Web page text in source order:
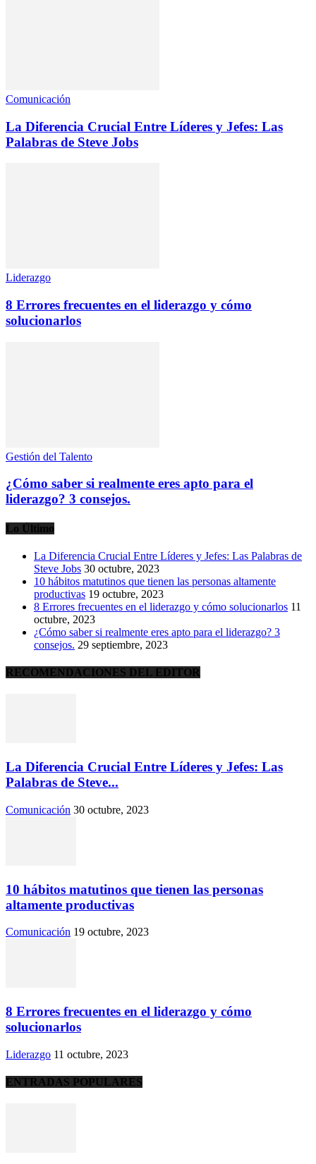
Comunicación
La Diferencia Crucial Entre Líderes y Jefes: Las
Palabras de Steve Jobs
Liderazgo
8 Errores frecuentes en el liderazgo y cómo
solucionarlos
Gestión del Talento
¿Cómo saber si realmente eres apto para el
liderazgo? 3 consejos.
Lo Último
La Diferencia Crucial Entre Líderes y Jefes: Las Palabras de
Steve Jobs 30 octubre, 2023
10 hábitos matutinos que tienen las personas altamente
productivas 19 octubre, 2023
8 Errores frecuentes en el liderazgo y cómo solucionarlos 11
octubre, 2023
¿Cómo saber si realmente eres apto para el liderazgo? 3
consejos. 29 septiembre, 2023
RECOMENDACIONES DEL EDITOR
La Diferencia Crucial Entre Líderes y Jefes: Las
Palabras de Steve...
Comunicación 30 octubre, 2023
10 hábitos matutinos que tienen las personas
altamente productivas
Comunicación 19 octubre, 2023
8 Errores frecuentes en el liderazgo y cómo
solucionarlos
Liderazgo 11 octubre, 2023
ENTRADAS POPULARES